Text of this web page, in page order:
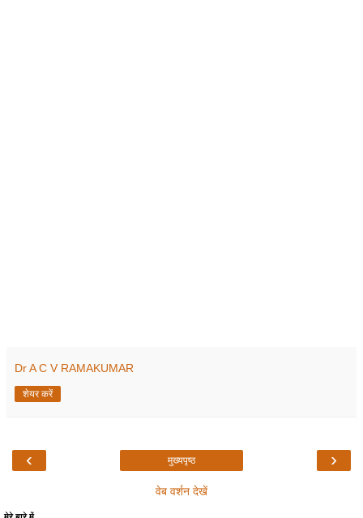
Dr A C V RAMAKUMAR
शेयर करें
‹ ›
मुख्यपृष्ठ
वेब वर्शन देखें